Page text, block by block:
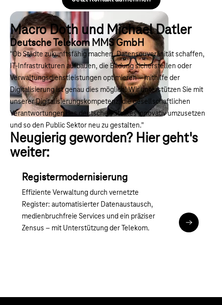
Macro Doth und Michael Datler
Deutsche Telekom MMS GmbH
"Ob Städte zukunftsfähig machen, Datensouveränität schaffen,
IT-Infrastrukturen aufbauen, die Bildung sicherstellen oder
Verwaltungsdienstleistungen optimieren – mithilfe der
Digitalisierung ist genau dies möglich! Wir unterstützen Sie mit
unserer Digitalisierungskompetenz, die gesellschaftlichen
Verantwortungen des deutschen Staates innovativ umzusetzen
und so den Public Sektor neu zu gestalten."
Neugierig geworden? Hier geht's
weiter:
Registermodernisierung
Effiziente Verwaltung durch vernetzte
Register: automatisierter Datenaustausch,
medienbruchfreie Services und ein präziser
Zensus – mit Unterstützung der Telekom.